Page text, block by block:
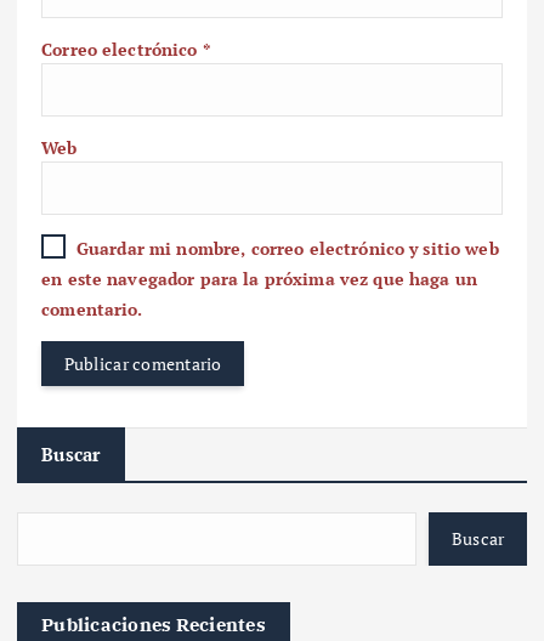
Correo electrónico *
Web
Guardar mi nombre, correo electrónico y sitio web
en este navegador para la próxima vez que haga un
comentario.
Buscar
Buscar
Publicaciones Recientes